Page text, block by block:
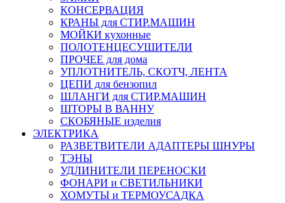
КОНСЕРВАЦИЯ
КРАНЫ для СТИР.МАШИН
МОЙКИ кухонные
ПОЛОТЕНЦЕСУШИТЕЛИ
ПРОЧЕЕ для дома
УПЛОТНИТЕЛЬ, СКОТЧ, ЛЕНТА
ЦЕПИ для бензопил
ШЛАНГИ для СТИР.МАШИН
ШТОРЫ В ВАННУ
СКОБЯНЫЕ изделия
ЭЛЕКТРИКА
РАЗВЕТВИТЕЛИ АДАПТЕРЫ ШНУРЫ
ТЭНЫ
УДЛИНИТЕЛИ ПЕРЕНОСКИ
ФОНАРИ и СВЕТИЛЬНИКИ
ХОМУТЫ и ТЕРМОУСАДКА